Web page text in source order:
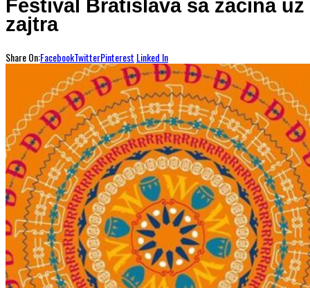
Festival Bratislava sa začína už
zajtra
Share On:FacebookTwitterPinterest Linked In